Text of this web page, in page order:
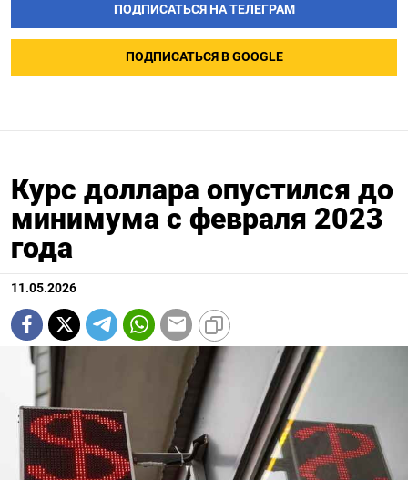
ПОДПИСАТЬСЯ НА ТЕЛЕГРАМ
ПОДПИСАТЬСЯ В GOOGLE
Курс доллара опустился до
минимума с февраля 2023
года
11.05.2026